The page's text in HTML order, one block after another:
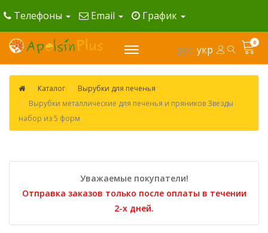
Телефоны Email График
рус укр
0
Каталог
Вырубки для печенья
Вырубки металлические для печенья и пряников Звезды
набор из 5 форм
Уважаемые покупатели!
Отправка заказов только после оплаты в течении
2-х дней.